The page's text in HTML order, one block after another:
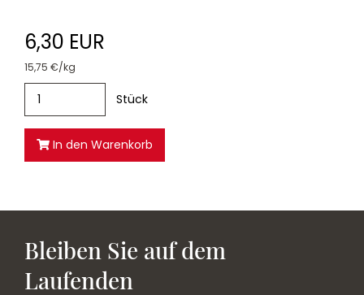
6,30 EUR
15,75 €/kg
Stück
In den Warenkorb
Bleiben Sie auf dem
Laufenden